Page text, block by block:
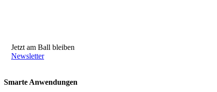
Jetzt am Ball bleiben
Newsletter
Smarte Anwendungen